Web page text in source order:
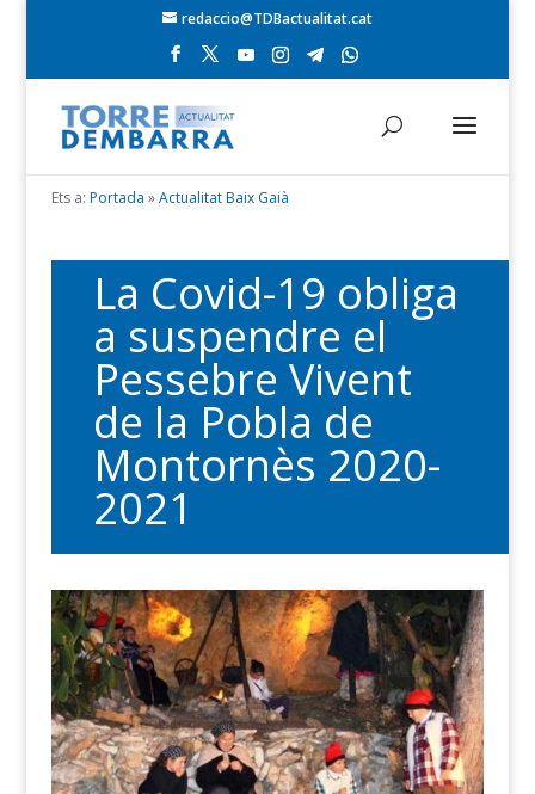
redaccio@TDBactualitat.cat
Ets a: Portada »Actualitat Baix Gaià
La Covid-19 obliga
a suspendre el
Pessebre Vivent
de la Pobla de
Montornès 2020-
2021